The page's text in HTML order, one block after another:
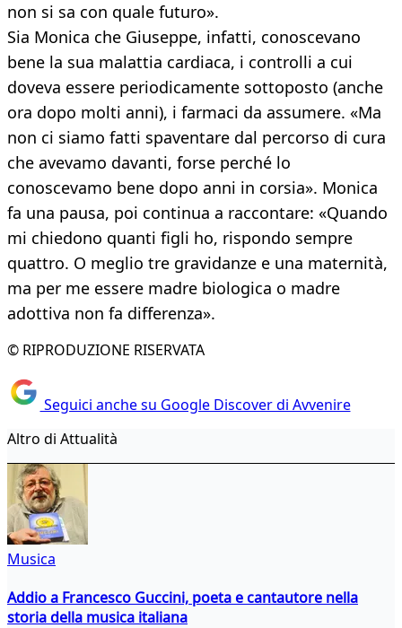
non si sa con quale futuro».
Sia Monica che Giuseppe, infatti, conoscevano
bene la sua malattia cardiaca, i controlli a cui
doveva essere periodicamente sottoposto (anche
ora dopo molti anni), i farmaci da assumere. «Ma
non ci siamo fatti spaventare dal percorso di cura
che avevamo davanti, forse perché lo
conoscevamo bene dopo anni in corsia». Monica
fa una pausa, poi continua a raccontare: «Quando
mi chiedono quanti figli ho, rispondo sempre
quattro. O meglio tre gravidanze e una maternità,
ma per me essere madre biologica o madre
adottiva non fa differenza».
© RIPRODUZIONE RISERVATA
Seguici anche su Google Discover di Avvenire
Altro di Attualità
Musica
Addio a Francesco Guccini, poeta e cantautore nella
storia della musica italiana